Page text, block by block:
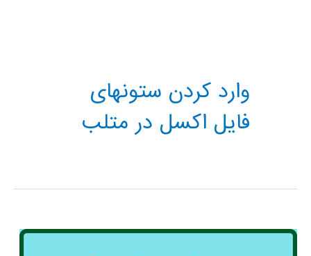
وارد کردن ستونهای
فایل اکسل در متلب